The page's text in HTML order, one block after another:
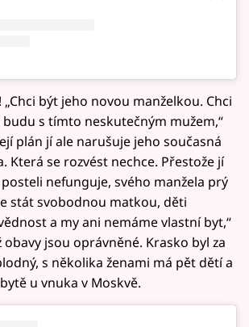
„Chci být jeho novou manželkou. Chci
budu s tímto neskutečným mužem,“
plán jí ale narušuje jeho současná
Která se rozvést nechce. Přestože jí
nefunguje, svého manžela prý
stát svobodnou matkou, děti
a my ani nemáme vlastní byt,“
obavy jsou oprávněné. Krasko byl za
s několika ženami má pět dětí a
u vnuka v Moskvě.